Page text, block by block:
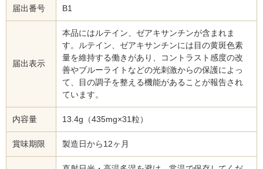
届出番号 B1
届出表示
本品にはルテイン、ゼアキサンチンが含まれま
す。ルテイン、ゼアキサンチンには目の黄斑色素
量を維持する働きがあり、コントラスト感度の改
善やブルーライトなどの光刺激からの保護によっ
て、目の調子を整える機能があることが報告され
ています。
内容量 13.4g（435mg×31粒）
賞味期限 製造日から12ヶ月